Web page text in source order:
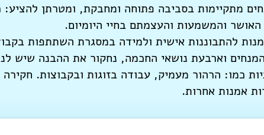
המנחים מתקיימות בסביבה פתוחה ומחבקת, ומטרתן
והמשמעות והעצמתם בחיי היומיום.
להתבוננות אישית ולמידה במסגרת השתתפות
16 הקווים המנחים וארבעת נושאי החכמה, נחקור את ההבנה
כמו: הרהור מעמיק, עבודה בזוגות ובקבוצות.
אמנות אחרות.